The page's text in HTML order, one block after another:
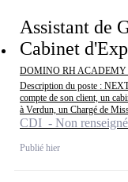
Assistant de
Cabinet
DOMINO RH
Description du poste :
compte de son client, un
à Verdun, un Chargé de
CDI - Non renseigné
Publié hier